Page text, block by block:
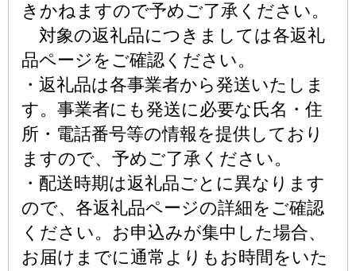
きかねますので予めご了承ください。
対象の返礼品につきましては各返礼
品ページをご確認ください。
・返礼品は各事業者から発送いたしま
す。事業者にも発送に必要な氏名・住
所・電話番号等の情報を提供しており
ますので、予めご了承ください。
・配送時期は返礼品ごとに異なります
ので、各返礼品ページの詳細をご確認
ください。お申込みが集中した場合、
お届けまでに通常よりもお時間をいた